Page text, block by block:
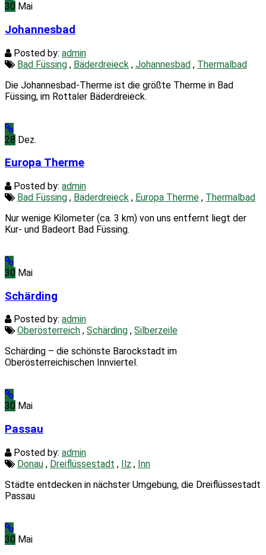
30 Mai
Johannesbad
Posted by: admin
Bad Füssing , Bäderdreieck , Johannesbad , Thermalbad
Die Johannesbad-Therme ist die größte Therme in Bad
Füssing, im Rottaler Bäderdreieck.
28 Dez.
Europa Therme
Posted by: admin
Bad Füssing , Bäderdreieck , Europa Therme , Thermalbad
Nur wenige Kilometer (ca. 3 km) von uns entfernt liegt der
Kur- und Badeort Bad Füssing.
30 Mai
Schärding
Posted by: admin
Oberösterreich , Schärding , Silberzeile
Schärding – die schönste Barockstadt im
Oberösterreichischen Innviertel.
30 Mai
Passau
Posted by: admin
Donau , Dreiflüssestadt , Ilz , Inn
Städte entdecken in nächster Umgebung, die Dreiflüssestadt
Passau
30 Mai